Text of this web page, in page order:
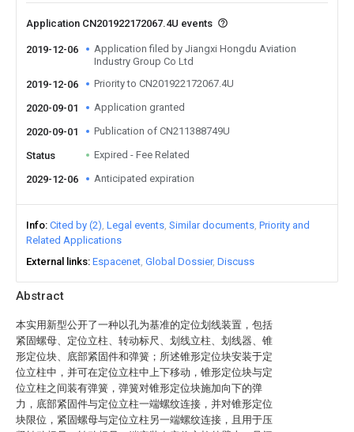
Abstract
本实用新型公开了一种以孔为基准的定位划线装置，包括
紧固螺母、定位立柱、转动标尺、划线立柱、划线器、锥
形定位块、底部紧固件和弹簧；所述锥形定位块安装于定
位立柱中，并可在定位立柱中上下移动，锥形定位块与定
位立柱之间装有弹簧，弹簧对锥形定位块施加向下的弹
力，底部紧固件与定位立柱一端螺纹连接，并对锥形定位
块限位，紧固螺母与定位立柱另一端螺纹连接，且用于压
Application CN201922172067.4U events
2019-12-06
Application filed by Jiangxi Hongdu Aviation
Industry Group Co Ltd
2019-12-06
Priority to CN201922172067.4U
2020-09-01 Application granted
2020-09-01 Publication of CN211388749U
Status Expired - Fee Related
2029-12-06 Anticipated expiration
Info Cited by (2) Legal events Similar documents Priority and
Related Applications
External links Espacenet Global Dossier Discuss